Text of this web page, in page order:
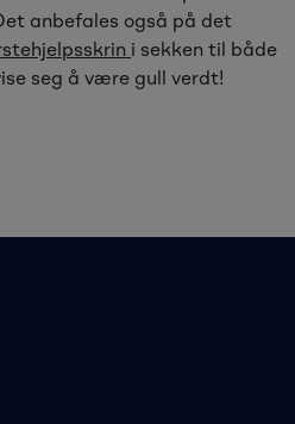
anbefales også på det
i sekken til både
seg å være gull verdt!